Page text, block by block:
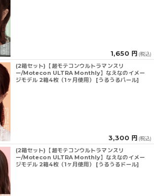
1,650 円 (税込)
(2箱セット)【超モテコンウルトラマンスリ
ー/Motecon ULTRA Monthly】なえなのイメー
ジモデル 2箱4枚（1ヶ月使用） [うるうるパール]
3,300 円 (税込)
(2箱セット)【超モテコンウルトラマンスリ
ー/Motecon ULTRA Monthly】なえなのイメー
ジモデル 2箱4枚（1ヶ月使用） [うるうるドール]